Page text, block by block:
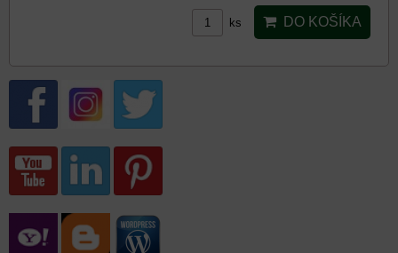
ks DO KOŠÍKA